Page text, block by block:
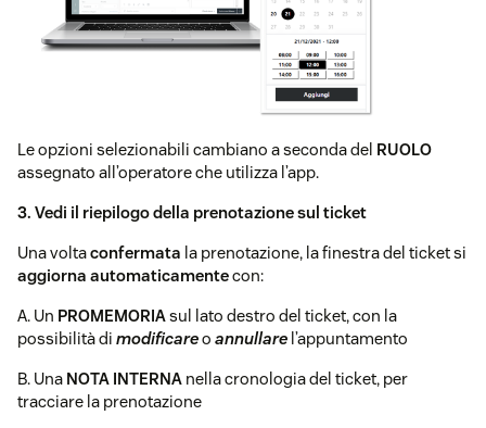
Le opzioni selezionabili cambiano a seconda del RUOLO
assegnato all’operatore che utilizza l’app.
3. Vedi il riepilogo della prenotazione sul ticket
Una voltaconfermata la prenotazione, la finestra del ticket si
aggiorna automaticamentecon:
A. Un PROMEMORIA sul lato destro del ticket, con la
possibilità di modificareo annullare l’appuntamento
B. Una NOTA INTERNA nella cronologia del ticket, per
tracciare la prenotazione